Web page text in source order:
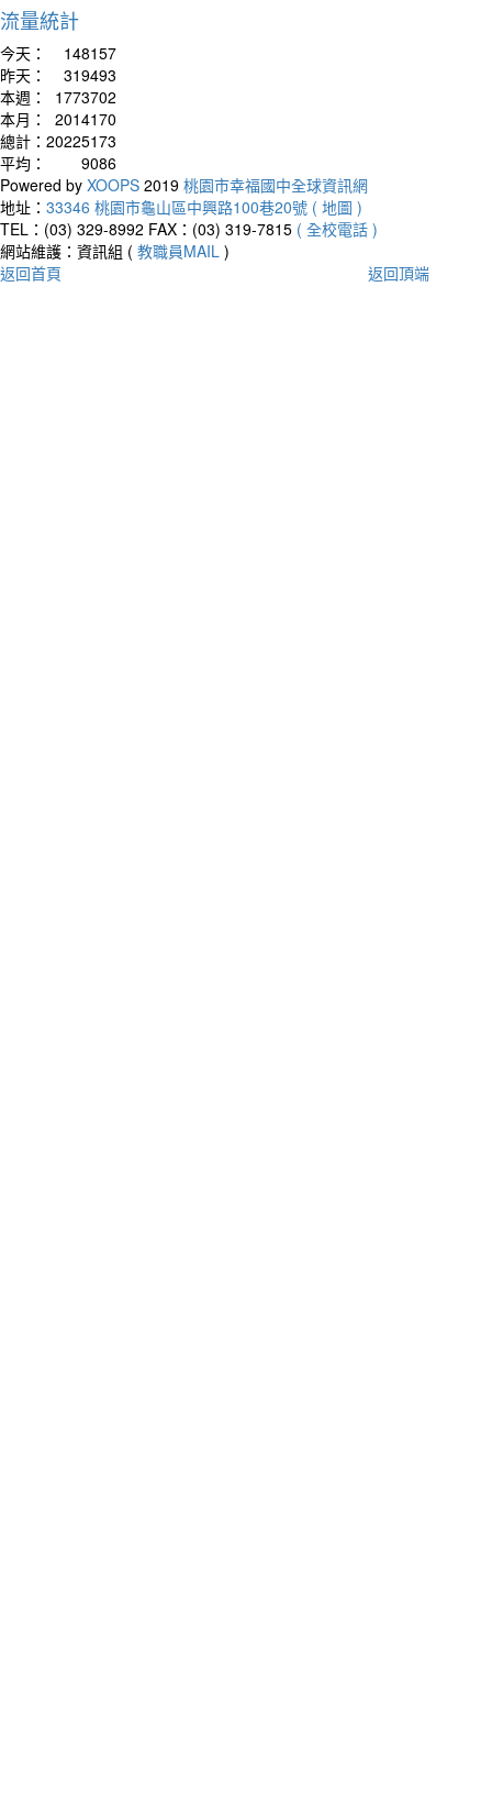
流量統計
今天：
148157
昨天：
319493
本週：
1773702
本月：
2014170
總計： 20225173
平均：
9086
Powered by XOOPS 2019 桃園市幸福國中全球資訊網
地址： 33346 桃園市龜山區中興路100巷20號 ( 地圖 )
TEL：(03) 329-8992 FAX：(03) 319-7815 ( 全校電話 )
網站維護：資訊組 ( 教職員MAIL )
返回首頁
返回頂端